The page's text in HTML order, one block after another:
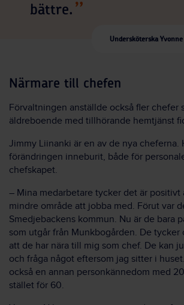
bättre.
Undersköterska
Närmare till chefen
Förvaltningen anställde också fler chefer
äldreboende med tillhörande hemtjänst
Jimmy Liinanki är en av de nya cheferna.
förändringen inneburit, både för
chefskapet.
– Mina medarbetare tycker det är positivt
mindre område att jobba med. Förut var
Smedjebackens kommun. Nu är de bara
som utgår från Munkbogården. De tycker
att de har nära till mig som chef. De kan
och fråga något eftersom jag sitter i
också en annan personkännedom med
stället för 60.